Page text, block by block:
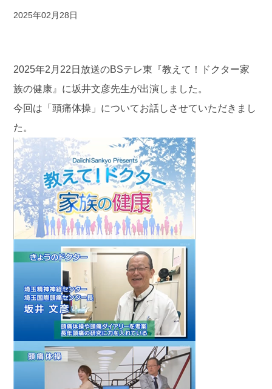
2025年02月28日
2025年2月22日放送のBSテレ東『教えて！ドクター家
族の健康』に坂井文彦先生が出演しました。
今回は「頭痛体操」についてお話しさせていただきまし
た。